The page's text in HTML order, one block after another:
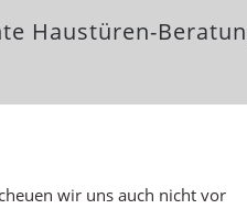
Haustüren-
wir uns auch nicht vor